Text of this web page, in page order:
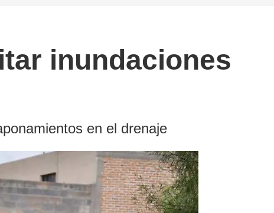
inundaciones
en el drenaje